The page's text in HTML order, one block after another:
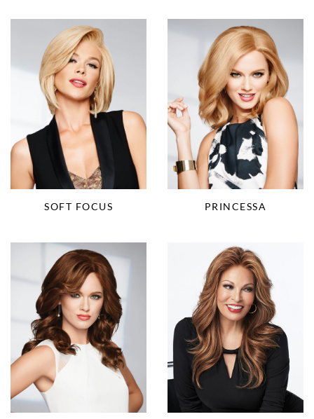
SOFT FOCUS PRINCESSA